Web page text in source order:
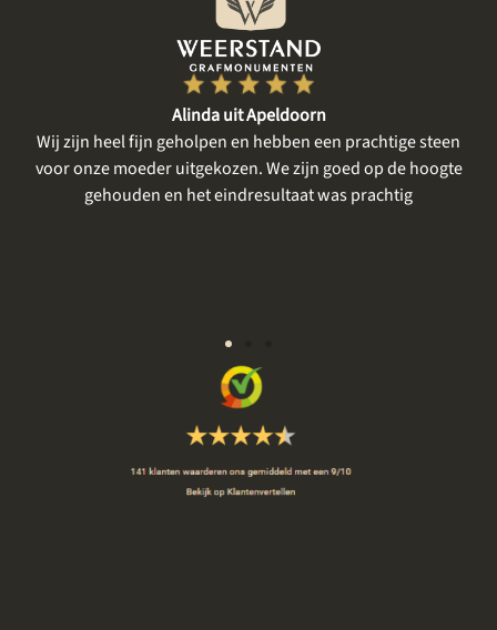
Lian uit Bant
Wij zijn zeker tevreden. Het eerste gesprek was rustig, er
was tijd voor mijn moeder, haar verhaal, voor het delen
en bespreken van onze wensen. Er werd goed